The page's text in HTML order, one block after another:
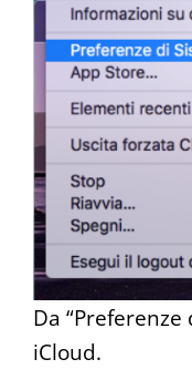
Da “Preferenze
iCloud.